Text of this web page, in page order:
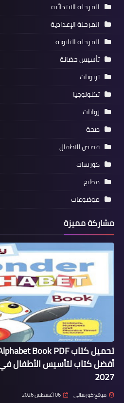
المرحلة الابتدائية
المرحلة الإعدادية
المرحلة الثانوية
تأسيس حضانة
تربويات
تكنولوجيا
روايات
صحة
قصص للاطفال
كورسات
مطبخ
موضوعات
مشاركة مميزة
أفضل كتاب لتأسيس الأطفال في
2027
موقع كورساتي 06 أغسطس 2026